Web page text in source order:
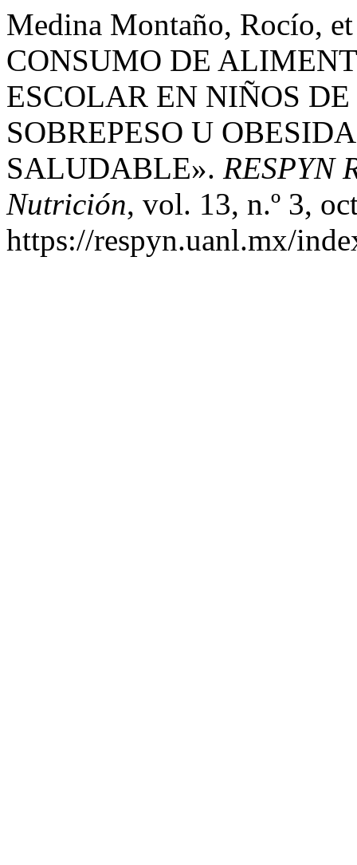
Medina Montaño, Rocío,
CONSUMO DE
ESCOLAR EN NIÑOS
SOBREPESO U
SALUDABLE». RESPYN
Nutrición, vol. 13, n.º 3,
https://respyn.uanl.mx/